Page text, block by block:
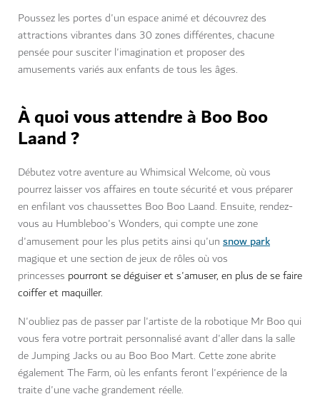
Poussez les portes d'un espace animé et découvrez des
attractions vibrantes dans 30 zones différentes, chacune
pensée pour susciter l'imagination et proposer des
amusements variés aux enfants de tous les âges.
À quoi vous attendre à Boo Boo
Laand ?
Débutez votre aventure au Whimsical Welcome, où vous
pourrez laisser vos affaires en toute sécurité et vous préparer
en enfilant vos chaussettes Boo Boo Laand. Ensuite, rendez-
vous au Humbleboo's Wonders, qui compte une zone
d'amusement pour les plus petits ainsi qu'un snow park
magique et une section de jeux de rôles où vos
princesses pourront se déguiser et s'amuser, en plus de se faire
coiffer et maquiller.
N'oubliez pas de passer par l'artiste de la robotique Mr Boo qui
vous fera votre portrait personnalisé avant d'aller dans la salle
de Jumping Jacks ou au Boo Boo Mart. Cette zone abrite
également The Farm, où les enfants feront l'expérience de la
traite d'une vache grandement réelle.